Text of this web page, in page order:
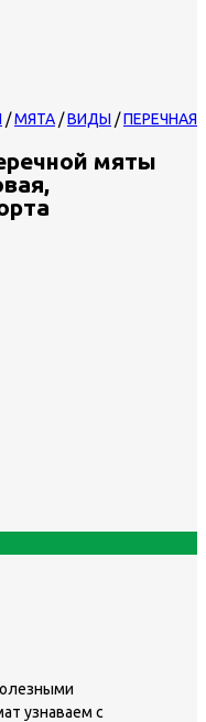
/МЯТА /ВИДЫ /ПЕРЕЧНАЯ
мяты
узнаваем с